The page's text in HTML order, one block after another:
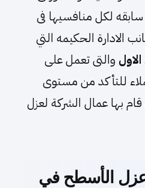
لكل منافسيها فى
الادارة الحكيمه التي
والتى تعمل على
للتأكد من مستوى
بها عمال الشركة لعزل
عزل الأسطح في